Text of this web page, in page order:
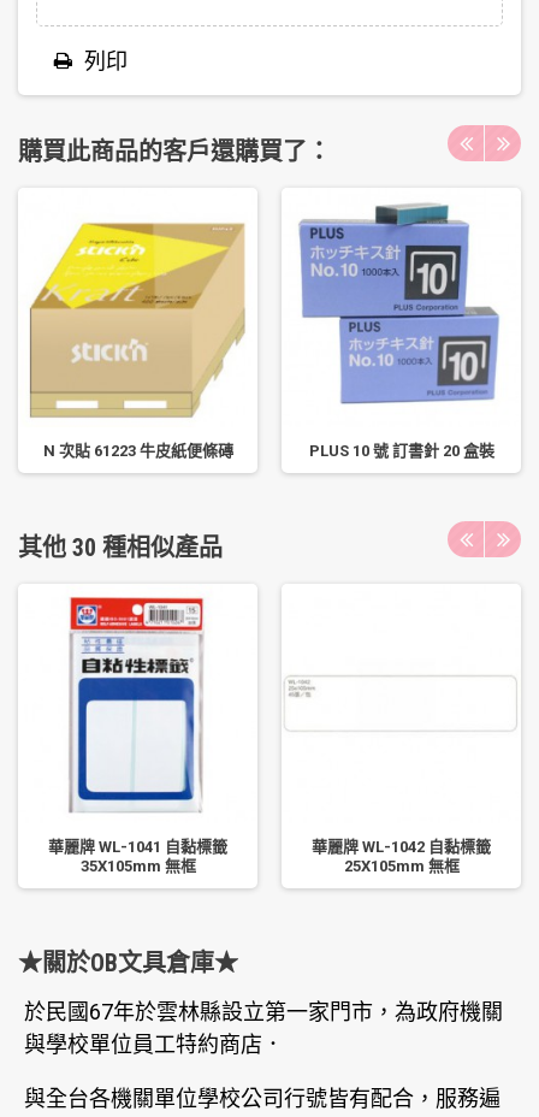
列印
購買此商品的客戶還購買了：
N 次貼 61223 牛皮紙便條磚 PLUS 10 號 訂書針 20 盒裝
其他 30 種相似產品
華麗牌 WL-1041 自黏標籤
35X105mm 無框
華麗牌 WL-1042 自黏標籤
25X105mm 無框
★關於OB文具倉庫★
於民國67年於雲林縣設立第一家門市，為政府機關
與學校單位員工特約商店．
與全台各機關單位學校公司行號皆有配合，服務遍